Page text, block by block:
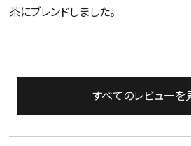
茶にブレンドしました。
すべてのレビューを